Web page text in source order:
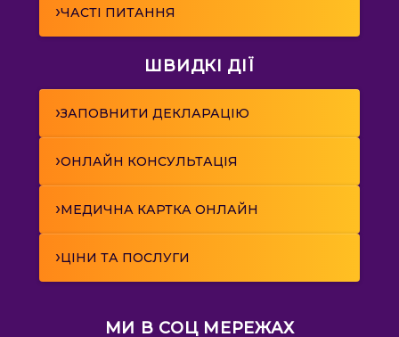
›ЧАСТІ ПИТАННЯ
ШВИДКІ ДІЇ
›ЗАПОВНИТИ ДЕКЛАРАЦІЮ
›ОНЛАЙН КОНСУЛЬТАЦІЯ
›МЕДИЧНА КАРТКА ОНЛАЙН
›ЦІНИ ТА ПОСЛУГИ
МИ В СОЦ МЕРЕЖАХ